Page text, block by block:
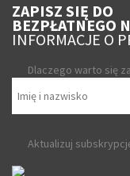
ZAPISZ SIĘ DO
BEZPŁATNEGO
INFORMACJE O
Dlaczego warto się
Aktualizuj